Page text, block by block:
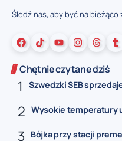
Śledź nas, aby być na bieżąco
Chętnie czytane dziś
Szwedzki SEB
Wysokie temperatury
Bójka przy stacji